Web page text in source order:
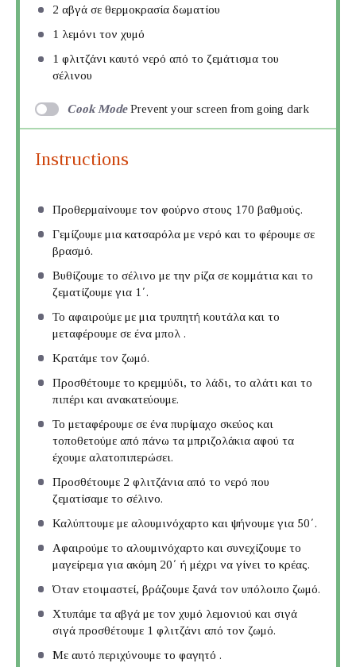
2 αβγά σε θερμοκρασία δωματίου
1 λεμόνι τον χυμό
1 φλιτζάνι καυτό νερό από το ζεμάτισμα του
σέλινου
Cook Mode Prevent your screen from going dark
Instructions
Προθερμαίνουμε τον φούρνο στους 170 βαθμούς.
Γεμίζουμε μια κατσαρόλα με νερό και το φέρουμε σε
βρασμό.
Βυθίζουμε το σέλινο με την ρίζα σε κομμάτια και το
ζεματίζουμε για 1΄.
Το αφαιρούμε με μια τρυπητή κουτάλα και το
μεταφέρουμε σε ένα μπολ .
Κρατάμε τον ζωμό.
Προσθέτουμε το κρεμμύδι, το λάδι, το αλάτι και το
πιπέρι και ανακατεύουμε.
Το μεταφέρουμε σε ένα πυρίμαχο σκεύος και
τοποθετούμε από πάνω τα μπριζολάκια αφού τα
έχουμε αλατοπιπερώσει.
Προσθέτουμε 2 φλιτζάνια από το νερό που
ζεματίσαμε το σέλινο.
Καλύπτουμε με αλουμινόχαρτο και ψήνουμε για 50΄.
Αφαιρούμε το αλουμινόχαρτο και συνεχίζουμε το
μαγείρεμα για ακόμη 20΄ ή μέχρι να γίνει το κρέας.
Όταν ετοιμαστεί, βράζουμε ξανά τον υπόλοιπο ζωμό.
Χτυπάμε τα αβγά με τον χυμό λεμονιού και σιγά
σιγά προσθέτουμε 1 φλιτζάνι από τον ζωμό.
Με αυτό περιχύνουμε το φαγητό .